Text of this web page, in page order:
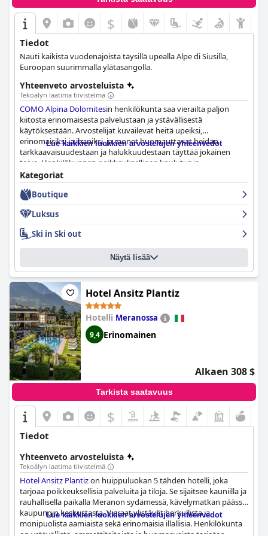
$
Tiedot
Nauti kaikista vuodenajoista täysillä upealla Alpe di Siusilla,
Euroopan suurimmalla ylätasangolla.
Yhteenveto arvosteluista
Tekoälyn laatima tiivistelmä
COMO Alpina Dolomitesin henkilökunta saa vierailta paljon
kiitosta erinomaisesta palvelustaan ja ystävällisestä
käytöksestään. Arvostelijat kuvailevat heitä upeiksi,
erinomaisiksi ja ihaniksi, ja monet huomauttavat heidän
tarkkaavaisuudestaan ja halukkuudestaan täyttää jokainen
toive. Henkilökunnan poikkeuksellinen koulutus ja
palvelualttius edistävät unohtumatonta kokemusta hotellissa.
Lue kaikkien luokkien arvostelujen yhteenvedot
Kategoriat
Boutique
Luksus
Ski in Ski out
Näytä lisää
Hotel Ansitz Plantiz
Hotelli Meranossa
9,4 Erinomainen
Alkaen 308 $
Tarkista saatavuus
$
Tiedot
Yhteenveto arvosteluista
Tekoälyn laatima tiivistelmä
Hotel Ansitz Plantizon huippuluokan 5 tähden hotelli, joka
tarjoaa poikkeuksellisia palveluita ja tiloja. Se sijaitsee kauniilla ja
rauhallisella paikalla Meranon sydämessä, kävelymatkan päässä
kaupungin keskustasta. Vieraat ylistävät herkullista ja
monipuolista aamiaista sekä erinomaisia illallisia. Henkilökunta
Lue kaikkien luokkien arvostelujen yhteenvedot